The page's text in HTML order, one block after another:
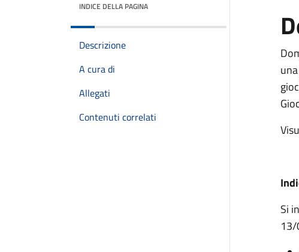
INDICE DELLA PAGINA
Descrizione
A cura di
Allegati
Contenuti correlati
Si
13/